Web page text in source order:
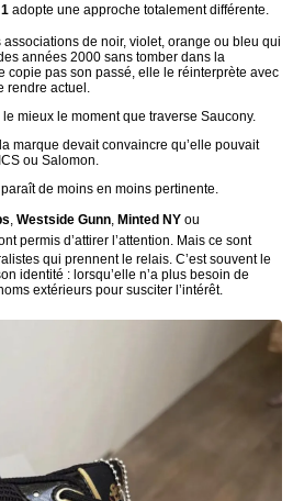
adopte une approche totalement différente.
de noir, violet, orange ou bleu qui
années 2000 sans tomber dans la
copie pas son passé, elle le réinterprète avec
rendre actuel.
mieux le moment que traverse Saucony.
marque devait convaincre qu’elle pouvait
ou Salomon.
de moins en moins pertinente.
Westside Gunn Minted NY ou
permis d’attirer l’attention. Mais ce sont
qui prennent le relais. C’est souvent le
identité : lorsqu’elle n’a plus besoin de
extérieurs pour susciter l’intérêt.